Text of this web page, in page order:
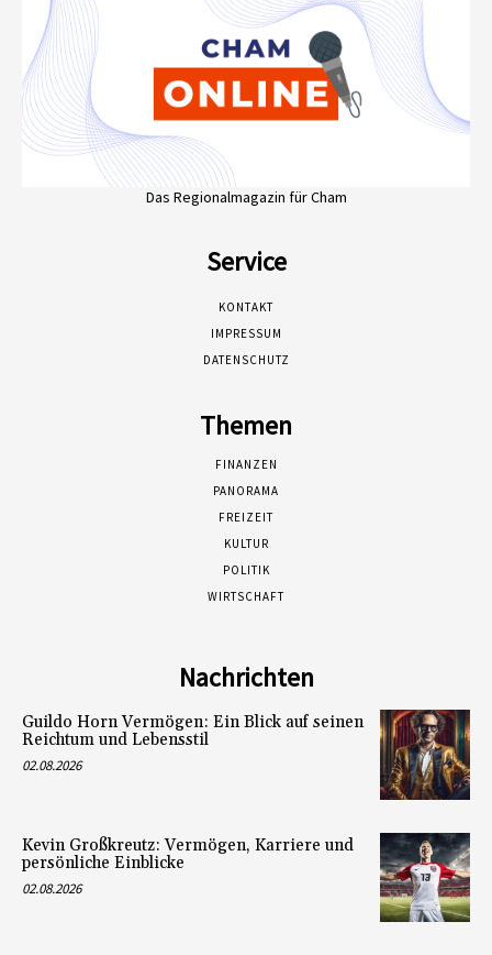
Das Regionalmagazin für Cham
Service
KONTAKT
IMPRESSUM
DATENSCHUTZ
Themen
FINANZEN
PANORAMA
FREIZEIT
KULTUR
POLITIK
WIRTSCHAFT
Nachrichten
Guildo Horn Vermögen: Ein Blick auf seinen
Reichtum und Lebensstil
02.08.2026
Kevin Großkreutz: Vermögen, Karriere und
persönliche Einblicke
02.08.2026